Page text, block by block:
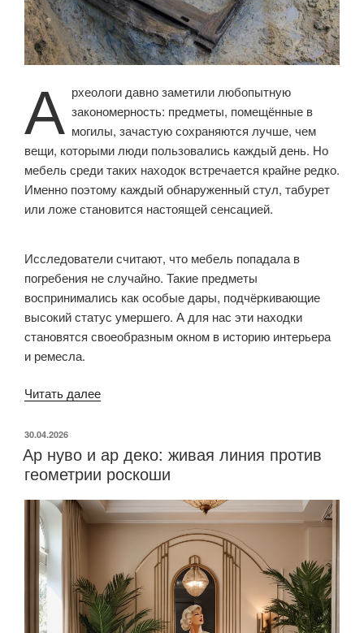
А рхеологи давно заметили любопытную
закономерность: предметы, помещённые в
могилы, зачастую сохраняются лучше, чем
вещи, которыми люди пользовались каждый день. Но
мебель среди таких находок встречается крайне редко.
Именно поэтому каждый обнаруженный стул, табурет
или ложе становится настоящей сенсацией.
Исследователи считают, что мебель попадала в
погребения не случайно. Такие предметы
воспринимались как особые дары, подчёркивающие
высокий статус умершего. А для нас эти находки
становятся своеобразным окном в историю интерьера
и ремесла.
Читать далее
какие
находки
меняют
взгляд
древний
интерьер»
ОПУБЛИКОВАНО
30.04.2026
Ар нуво и ар деко: живая линия против
геометрии роскоши